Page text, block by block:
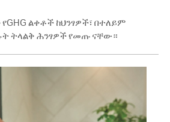
ልቀቶች ከህንፃዎች፣ በተለይም
ትላልቅ ሕንፃዎች የመጡ ናቸው።